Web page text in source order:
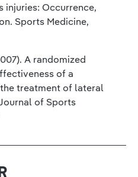
injuries: Occurrence,
Sports Medicine,
A randomized
of a
treatment of lateral
of Sports